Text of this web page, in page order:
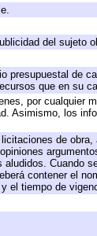
del sujeto
de
que en su
por cualquier
Asimismo, los
de obra,
Cuando
contener el
el tiempo de